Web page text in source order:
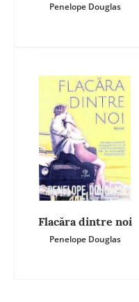
Penelope Douglas
Flacăra dintre noi
Penelope Douglas